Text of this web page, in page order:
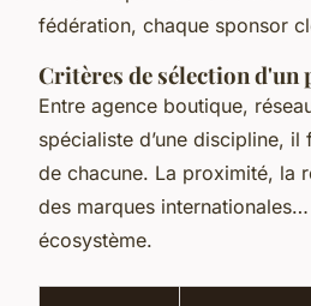
fédération, chaque sponsor
Critères de sélection d'un
Entre agence boutique,
spécialiste d’une discipline,
de chacune. La proximité, la
des marques
écosystème.